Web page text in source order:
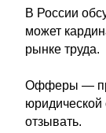
В России
может
рынке труда.
Офферы —
юридической
отзывать.